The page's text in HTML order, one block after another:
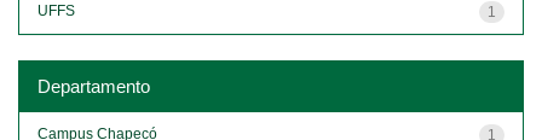
1
UFFS
Departamento
1
Campus Chapecó